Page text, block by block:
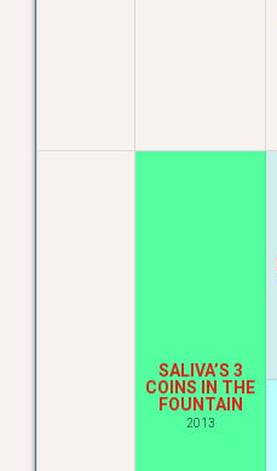
SALIVA’S 3
COINS IN THE
FOUNTAIN
2013